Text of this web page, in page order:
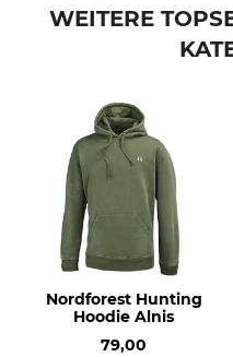
Professionelle Textilpflege
Nicht trockenreinigen
dark olive
WEITERE
Nordforest Hunting
Hoodie Alnis
79,00